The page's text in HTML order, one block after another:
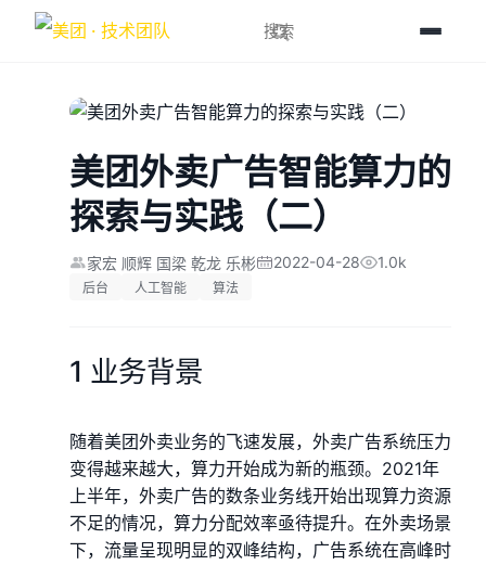
美团外卖广告智能算力的
探索与实践（二）
家宏 顺辉 国梁 乾龙 乐彬 2022-04-28 1.0k
后台 人工智能 算法
1 业务背景
随着美团外卖业务的飞速发展，外卖广告系统压力
变得越来越大，算力开始成为新的瓶颈。2021年
上半年，外卖广告的数条业务线开始出现算力资源
不足的情况，算力分配效率亟待提升。在外卖场景
下，流量呈现明显的双峰结构，广告系统在高峰时